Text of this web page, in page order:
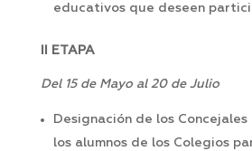
educativos que deseen
II ETAPA
Del 15 de Mayo al 20 de Julio
Designación de los
los alumnos de los Colegios